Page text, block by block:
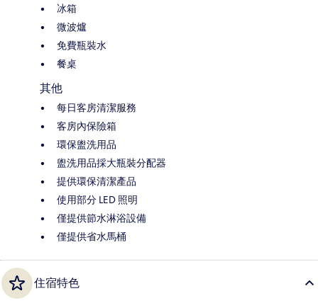
冰箱
微波爐
免費瓶裝水
餐桌
其他
每日客房清潔服務
客房內保險箱
環保盥洗用品
盥洗用品採大瓶裝分配器
提供環保清潔產品
使用部分 LED 照明
僅提供節水淋浴設備
僅提供省水馬桶
住宿特色